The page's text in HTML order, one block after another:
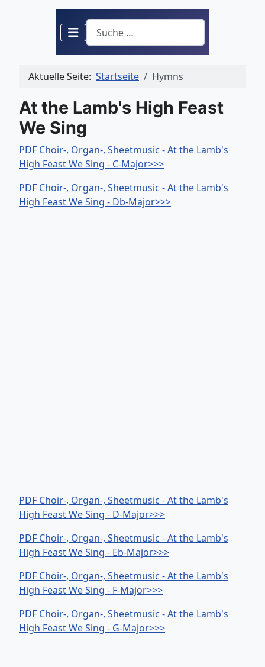
Suchen
Aktuelle Seite: Startseite Hymns
At the Lamb's High Feast
We Sing
PDF Choir-, Organ-, Sheetmusic - At the Lamb's
High Feast We Sing - C-Major>>>
PDF Choir-, Organ-, Sheetmusic - At the Lamb's
High Feast We Sing - Db-Major>>>
PDF Choir-, Organ-, Sheetmusic - At the Lamb's
High Feast We Sing - D-Major>>>
PDF Choir-, Organ-, Sheetmusic - At the Lamb's
High Feast We Sing - Eb-Major>>>
PDF Choir-, Organ-, Sheetmusic - At the Lamb's
High Feast We Sing - F-Major>>>
PDF Choir-, Organ-, Sheetmusic - At the Lamb's
High Feast We Sing - G-Major>>>